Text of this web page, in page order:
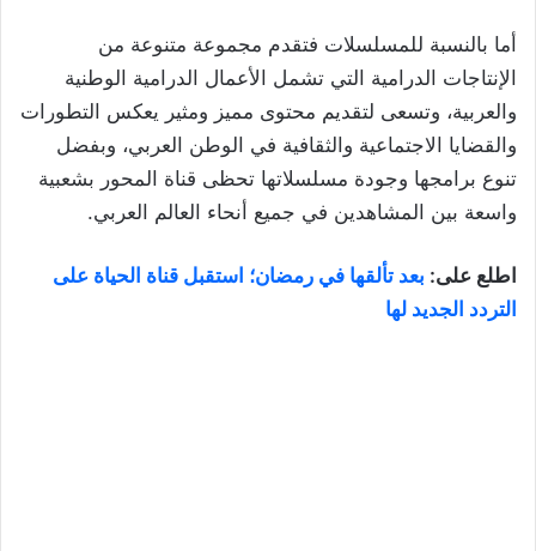
أما بالنسبة للمسلسلات فتقدم مجموعة متنوعة من
الإنتاجات الدرامية التي تشمل الأعمال الدرامية الوطنية
والعربية، وتسعى لتقديم محتوى مميز ومثير يعكس التطورات
والقضايا الاجتماعية والثقافية في الوطن العربي، وبفضل
تنوع برامجها وجودة مسلسلاتها تحظى قناة المحور بشعبية
واسعة بين المشاهدين في جميع أنحاء العالم العربي.
اطلع على: بعد تألقها في رمضان؛ استقبل قناة الحياة على
التردد الجديد لها